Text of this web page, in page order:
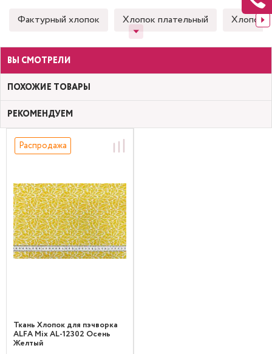
Фактурный хлопок Хлопок плательный Хлопок
ВЫ СМОТРЕЛИ
ПОХОЖИЕ ТОВАРЫ
РЕКОМЕНДУЕМ
Распродажа
Ткань Хлопок для пэчворка
ALFA Mix AL-12302 Осень
Желтый